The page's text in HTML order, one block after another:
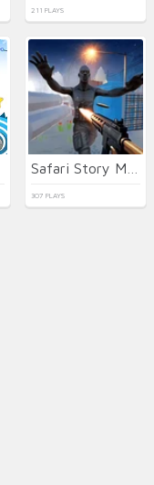
211 PLAYS
307 PLAYS